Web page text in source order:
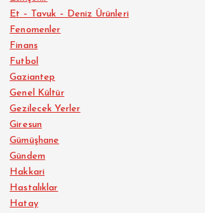
Et – Tavuk – Deniz Ürünleri
Fenomenler
Finans
Futbol
Gaziantep
Genel Kültür
Gezilecek Yerler
Giresun
Gümüşhane
Gündem
Hakkari
Hastalıklar
Hatay